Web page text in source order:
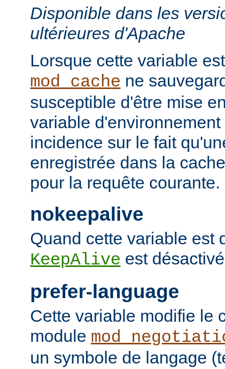
Disponible dans les
ultérieures d'Apache
Lorsque cette variable
mod_cache ne
susceptible d'être mise
variable
incidence sur le fait
enregistrée dans la
pour la requête courante.
nokeepalive
Quand cette variable est
KeepAlive est
prefer-language
Cette variable modifie le
module
un symbole de langage